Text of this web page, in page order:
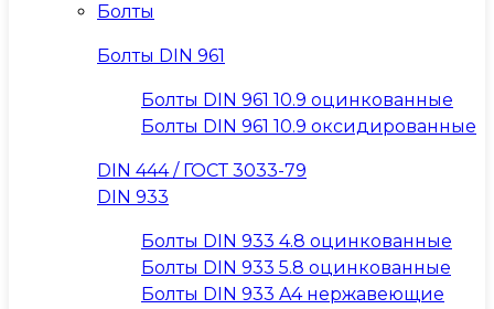
Болты
Болты DIN 961
Болты DIN 961 10.9 оцинкованные
Болты DIN 961 10.9 оксидированные
DIN 444 / ГОСТ 3033-79
DIN 933
Болты DIN 933 4.8 оцинкованные
Болты DIN 933 5.8 оцинкованные
Болты DIN 933 A4 нержавеющие